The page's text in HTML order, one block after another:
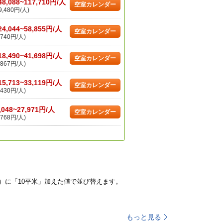
円/人
円/人)
空室カレンダー
円/人
円/人)
空室カレンダー
円/人
円/人)
空室カレンダー
円/人
円/人)
空室カレンダー
円/人
円/人)
空室カレンダー
「10平米」加えた値で並び替えます。
もっと見る